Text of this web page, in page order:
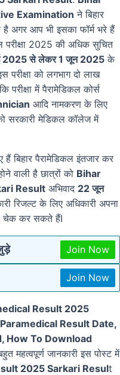
Examination ने बिहार
है अगर आप भी इसका फॉर्म भरे हैं
परीक्षा 2025 की अधिक सुचित
2025 से लेकर 1 जून 2025 के
परीक्षा को लगभाग दो लाख
परीक्षा में पैरामेडिकल कोर्स
आदि नामकरण के लिए
सरकारी मेडिकल कॉलेज में
हैं बिहार पैरामेडिकल इंतजार कर
वाली है छात्रों को Bihar
Result अभिवाद 22 जून
रिजल्ट के लिए अधिकारी अपना
चेक कर सकते हैंI
Join Now
Join Now
Result 2025
Result Date,
How To Download
महत्वपूर्ण जानकारी इस पोस्ट में
2025 Sarkari Result